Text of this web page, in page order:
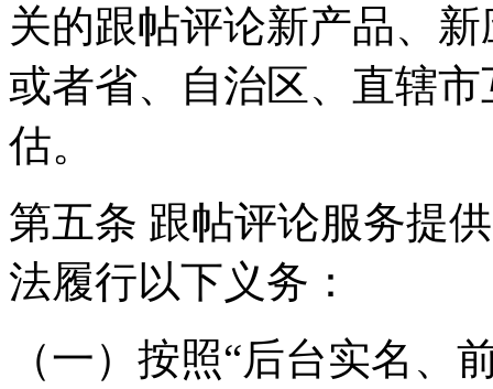
关的跟帖评论新产品、
或者省、自治区、直辖
估。
第五条 跟帖评论服务提
法履行以下义务：
（一）按照“后台实名、